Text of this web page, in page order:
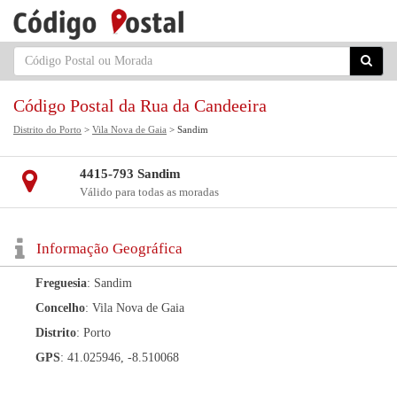
Código Postal da Rua da Candeeira
Distrito do Porto > Vila Nova de Gaia > Sandim
4415-793 Sandim
Válido para todas as moradas
Informação Geográfica
Freguesia: Sandim
Concelho: Vila Nova de Gaia
Distrito: Porto
GPS: 41.025946, -8.510068